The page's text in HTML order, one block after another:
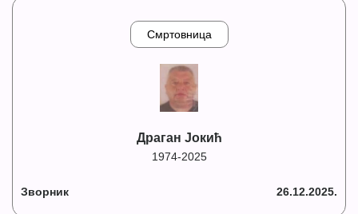
Смртовница
Драган Јокић
1974-2025
Зворник 26.12.2025.